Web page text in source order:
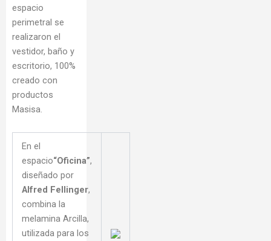
espacio
perimetral se
realizaron el
vestidor, baño y
escritorio, 100%
creado con
productos
Masisa.
En el
espacio“Oficina”,
diseñado por
Alfred Fellinger,
combina la
melamina Arcilla,
utilizada para los